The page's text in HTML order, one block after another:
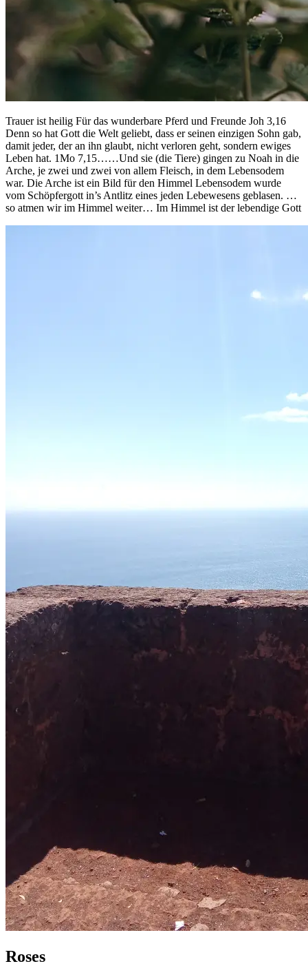
Trauer ist heilig Für das wunderbare Pferd und Freunde Joh 3,16
Denn so hat Gott die Welt geliebt, dass er seinen einzigen Sohn gab,
damit jeder, der an ihn glaubt, nicht verloren geht, sondern ewiges
Leben hat. 1Mo 7,15……Und sie (die Tiere) gingen zu Noah in die
Arche, je zwei und zwei von allem Fleisch, in dem Lebensodem
war. Die Arche ist ein Bild für den Himmel Lebensodem wurde
vom Schöpfergott in’s Antlitz eines jeden Lebewesens geblasen. …
so atmen wir im Himmel weiter… Im Himmel ist der lebendige Gott
Roses